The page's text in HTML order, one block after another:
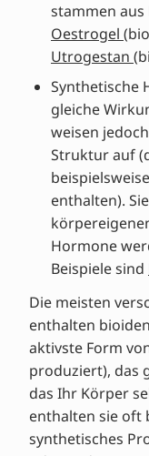
stammen aus
Oestrogel
Utrogestan
Synthetische
gleiche
weisen
Struktur auf
enthalten).
Hormone
Beispiele sind
Die meisten
enthalten
aktivste Form
produziert), das
das Ihr Körper
enthalten sie oft
synthetisches